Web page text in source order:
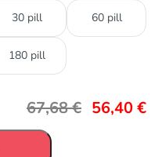
30 pill 60 pill
180 pill
67,68€ 56,40€